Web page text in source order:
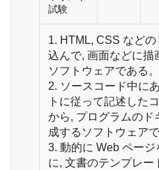
試験
1. HTML, CSS など
込んで, 画面などに描
ソフトウェアである。
2. ソースコード中に
トに従って記述した
から, プログラムのド
成するソフトウェアで
3. 動的に Web ペー
に, 文書のテンプレー